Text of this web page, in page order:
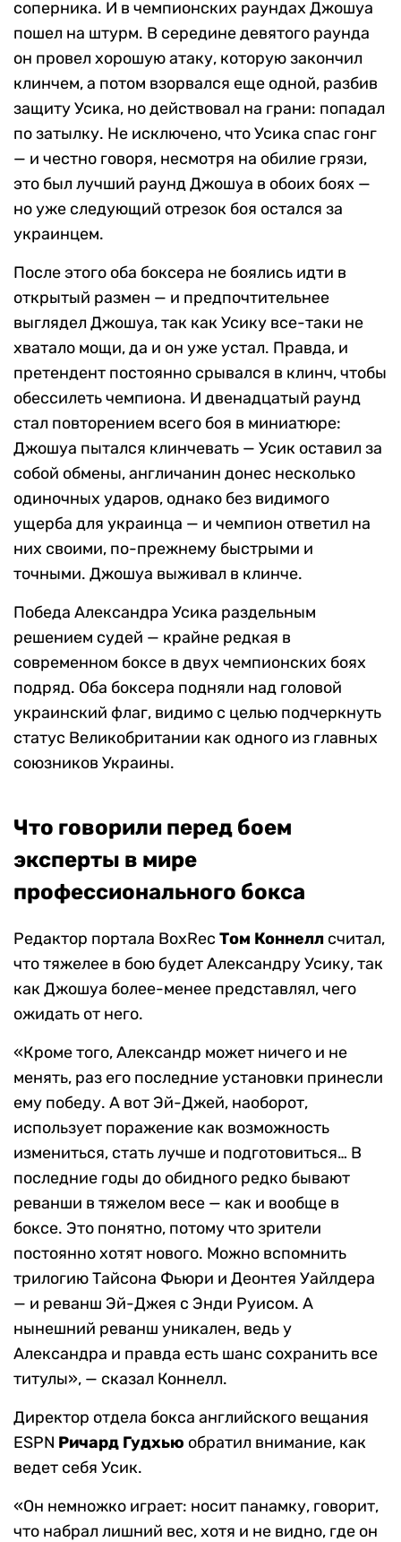
соперника. И в чемпионских раундах Джошуа
пошел на штурм. В середине девятого раунда
он провел хорошую атаку, которую закончил
клинчем, а потом взорвался еще одной, разбив
защиту Усика, но действовал на грани: попадал
по затылку. Не исключено, что Усика спас гонг
— и честно говоря, несмотря на обилие грязи,
это был лучший раунд Джошуа в обоих боях —
но уже следующий отрезок боя остался за
украинцем.
После этого оба боксера не боялись идти в
открытый размен — и предпочтительнее
выглядел Джошуа, так как Усику все-таки не
хватало мощи, да и он уже устал. Правда, и
претендент постоянно срывался в клинч, чтобы
обессилеть чемпиона. И двенадцатый раунд
стал повторением всего боя в миниатюре:
Джошуа пытался клинчевать — Усик оставил за
собой обмены, англичанин донес несколько
одиночных ударов, однако без видимого
ущерба для украинца — и чемпион ответил на
них своими, по-прежнему быстрыми и
точными. Джошуа выживал в клинче.
Победа Александра Усика раздельным
решением судей — крайне редкая в
современном боксе в двух чемпионских боях
подряд. Оба боксера подняли над головой
украинский флаг, видимо с целью подчеркнуть
статус Великобритании как одного из главных
союзников Украины.
Что говорили перед боем
эксперты в мире
профессионального бокса
Редактор портала BoxRec Том Коннелл считал,
что тяжелее в бою будет Александру Усику, так
как Джошуа более-менее представлял, чего
ожидать от него.
«Кроме того, Александр может ничего и не
менять, раз его последние установки принесли
ему победу. А вот Эй-Джей, наоборот,
использует поражение как возможность
измениться, стать лучше и подготовиться… В
последние годы до обидного редко бывают
реванши в тяжелом весе — как и вообще в
боксе. Это понятно, потому что зрители
постоянно хотят нового. Можно вспомнить
трилогию Тайсона Фьюри и Деонтея Уайлдера
— и реванш Эй-Джея с Энди Руисом. А
нынешний реванш уникален, ведь у
Александра и правда есть шанс сохранить все
титулы», — сказал Коннелл.
Директор отдела бокса английского вещания
ESPN Ричард Гудхью обратил внимание, как
ведет себя Усик.
«Он немножко играет: носит панамку, говорит,
что набрал лишний вес, хотя и не видно, где он